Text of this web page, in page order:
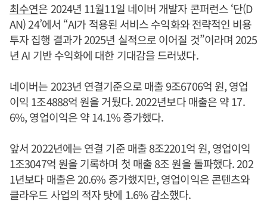
최수연은 2024년 11월11일 네이버 개발자 콘퍼런스 ‘단(D
AN) 24’에서 “AI가 적용된 서비스 수익화와 전략적인 비용
투자 집행 결과가 2025년 실적으로 이어질 것”이라며 2025
년 AI 기반 수익화에 대한 기대감을 드러냈다.
네이버는 2023년 연결기준으로 매출 9조6706억 원, 영업
이익 1조4888억 원을 거뒀다. 2022년보다 매출은 약 17.
6%, 영업이익은 약 14.1% 증가했다.
앞서 2022년에는 연결 기준 매출 8조2201억 원, 영업이익
1조3047억 원을 기록하며 첫 매출 8조 원을 돌파했다. 202
1년보다 매출은 20.6% 증가했지만, 영업이익은 콘텐츠와
클라우드 사업의 적자 탓에 1.6% 감소했다.